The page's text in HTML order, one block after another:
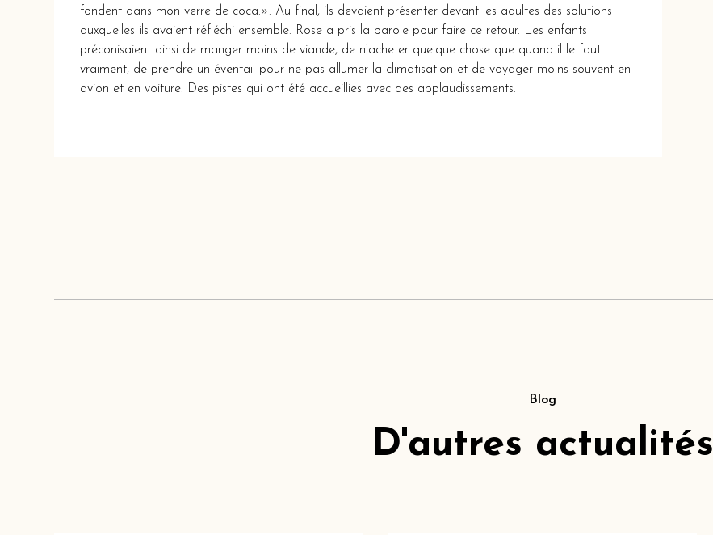
fondent dans mon verre de coca.». Au final, ils devaient présenter devant les adultes des solutions
auxquelles ils avaient réfléchi ensemble. Rose a pris la parole pour faire ce retour. Les enfants
préconisaient ainsi de manger moins de viande, de n’acheter quelque chose que quand il le faut
vraiment, de prendre un éventail pour ne pas allumer la climatisation et de voyager moins souvent en
avion et en voiture. Des pistes qui ont été accueillies avec des applaudissements.
Blog
D'autres actualités